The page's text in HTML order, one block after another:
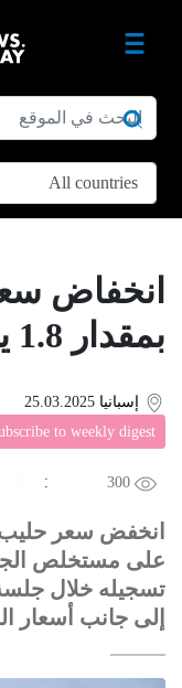
انخفاض
بمقدار 1.8 يورو في ألباسيتي
إسبانيا 25.03.2025
to weekly digest
300
中文
DE
انخفض سعر حليب
إلى جانب أسعار